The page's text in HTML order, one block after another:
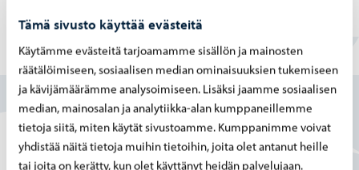
Tämä sivusto käyttää evästeitä
Käytämme evästeitä tarjoamamme sisällön ja mainosten
räätälöimiseen, sosiaalisen median ominaisuuksien tukemiseen
ja kävijämäärämme analysoimiseen. Lisäksi jaamme sosiaalisen
median, mainosalan ja analytiikka-alan kumppaneillemme
tietoja siitä, miten käytät sivustoamme. Kumppanimme voivat
yhdistää näitä tietoja muihin tietoihin, joita olet antanut heille
tai joita on kerätty, kun olet käyttänyt heidän palvelujaan.
Löysitkö etsimäsi tiedon tältä sivulta?
Kyllä
Osittain